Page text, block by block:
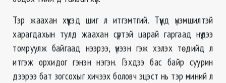
Тэр жаахан хүүхэд шиг л итгэмтгий. Түүнд үнэмшилтэй
харагдахын тулд жаахан сүртэй царай гаргаад нүдээ
томруулж байгаад нээрээ, үнээн гэж хэлэх төдийд л
итгэж орхидог гэнэн нэгэн. Гэхдээ бас байр суурин
дээрээ бат зогсохыг хичээх боловч эцэст нь тэр миний л